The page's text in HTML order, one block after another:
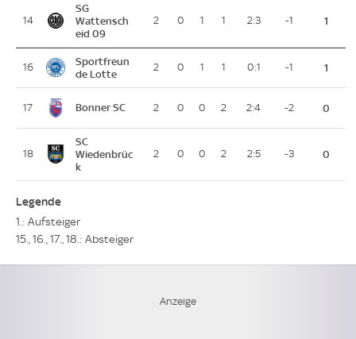
14
SG
Wattensch
eid 09
2 0 1 1 2:3 -1 1
16
Sportfreun
de Lotte
2 0 1 1 0:1 -1 1
17 Bonner SC 2 0 0 2 2:4 -2 0
18
SC
Wiedenbrüc
k
2 0 0 2 2:5 -3 0
Legende
1.: Aufsteiger
15., 16., 17., 18.: Absteiger